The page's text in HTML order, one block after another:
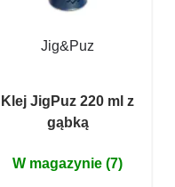
Jig&Puz
Klej JigPuz 220 ml z
gąbką
W magazynie (7)